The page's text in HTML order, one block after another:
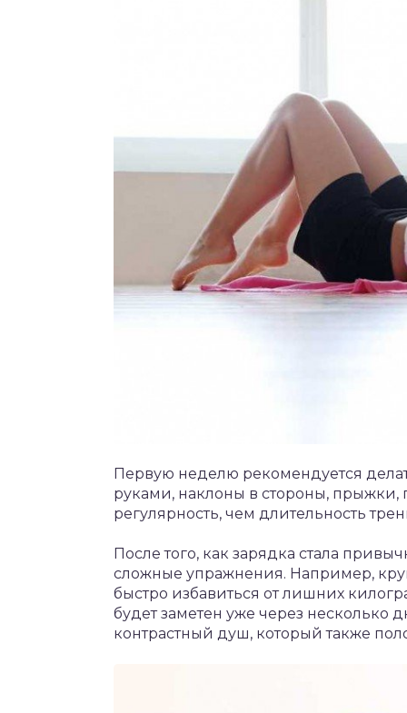
Первую неделю рекомендуется
руками, наклоны в стороны,
регулярность, чем длительность
После того, как зарядка стала
сложные упражнения. Например,
быстро избавиться от лишних
будет заметен уже через
контрастный душ, который также